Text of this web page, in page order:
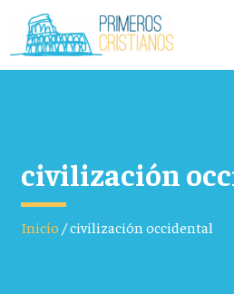
civilización
Inicio/civilización occidental